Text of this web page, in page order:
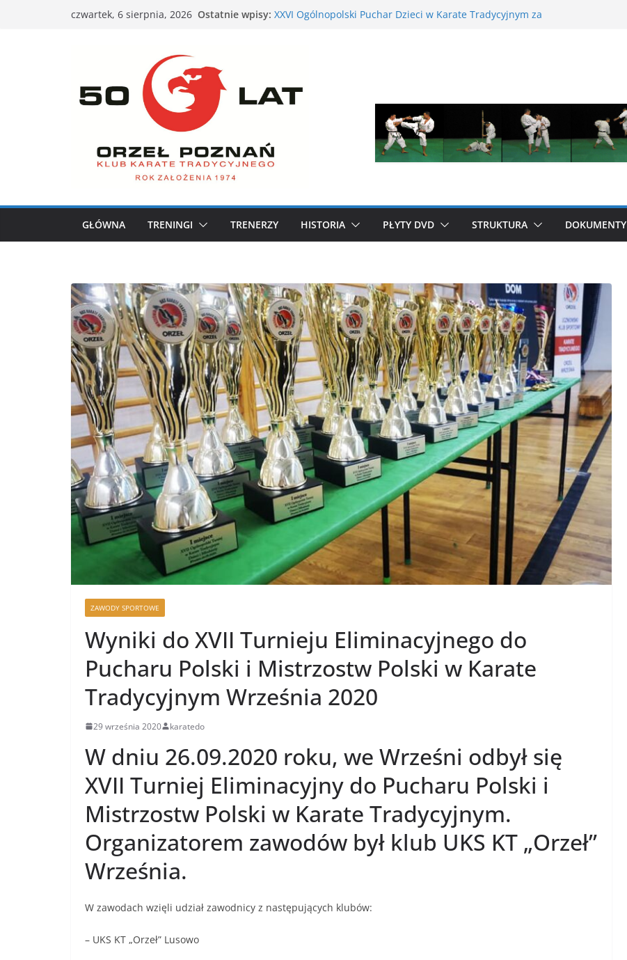
czwartek, 6 sierpnia, 2026 Ostatnie wpisy: – Poznań, 17 maja 2026 r.
Karate dla energicznego dziecka – dlaczego to działa
XXXVII Mistrzostwa Polski w Karate Tradycyjnym
GŁÓWNA TRENINGI TRENERZY HISTORIA PŁYTY DVD STRUKTURA DOKUMENTY
ZAWODY SPORTOWE
Wyniki do XVII Turnieju Eliminacyjnego do
Pucharu Polski i Mistrzostw Polski w Karate
Tradycyjnym Września 2020
29 września 2020 karatedo
W dniu 26.09.2020 roku, we Wrześni odbył się
XVII Turniej Eliminacyjny do Pucharu Polski i
Mistrzostw Polski w Karate Tradycyjnym.
Organizatorem zawodów był klub UKS KT „Orzeł”
Września.
W zawodach wzięli udział zawodnicy z następujących klubów:
– UKS KT „Orzeł” Lusowo